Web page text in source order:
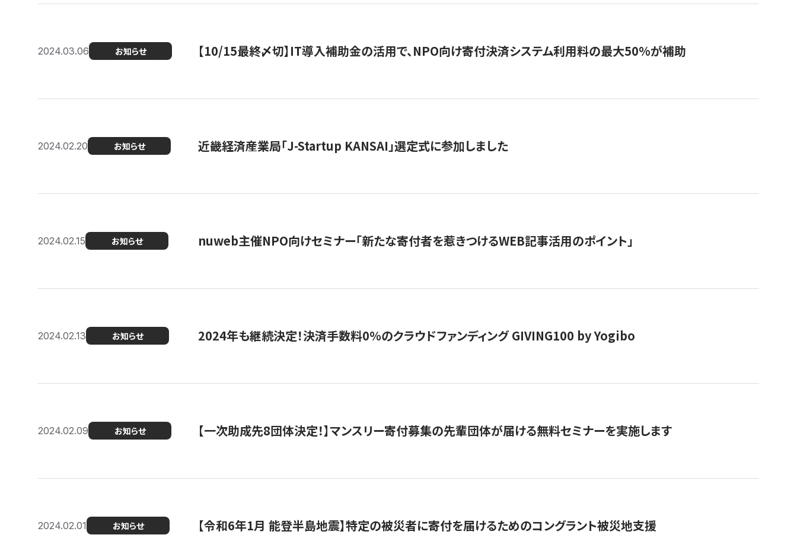
2024.03.06 お知らせ 【10/15最終〆切】IT導入補助金の活用で、NPO向け寄付決済システム利用料の最大50%が補助
2024.02.20 お知らせ 近畿経済産業局「J-Startup KANSAI」選定式に参加しました
2024.02.15 お知らせ nuweb主催NPO向けセミナー「新たな寄付者を惹きつけるWEB記事活用のポイント」
2024.02.13 お知らせ 2024年も継続決定！決済手数料0％のクラウドファンディング GIVING100 by Yogibo
2024.02.09 お知らせ 【一次助成先8団体決定！】マンスリー寄付募集の先輩団体が届ける無料セミナーを実施します
2024.02.01 お知らせ 【令和6年1月 能登半島地震】特定の被災者に寄付を届けるためのコングラント被災地支援